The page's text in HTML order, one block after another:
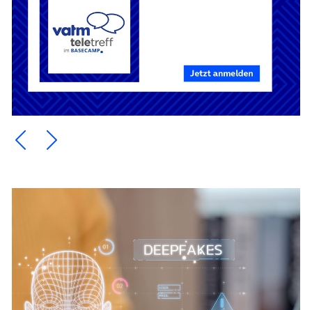
Ein Element zurück blättern
Ein Element weiter blättern